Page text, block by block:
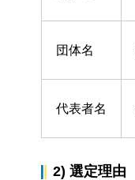
団体名
代表者名
2) 選定理由